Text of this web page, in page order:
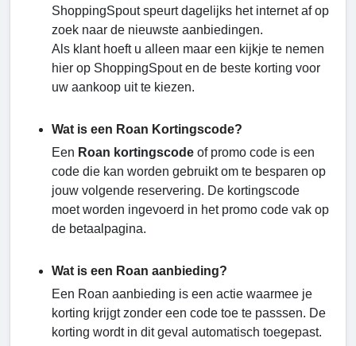
ShoppingSpout speurt dagelijks het internet af op
zoek naar de nieuwste aanbiedingen.
Als klant hoeft u alleen maar een kijkje te nemen
hier op ShoppingSpout en de beste korting voor
uw aankoop uit te kiezen.
Wat is een Roan Kortingscode?
Een Roan kortingscode of promo code is een
code die kan worden gebruikt om te besparen op
jouw volgende reservering. De kortingscode
moet worden ingevoerd in het promo code vak op
de betaalpagina.
Wat is een Roan aanbieding?
Een Roan aanbieding is een actie waarmee je
korting krijgt zonder een code toe te passsen. De
korting wordt in dit geval automatisch toegepast.